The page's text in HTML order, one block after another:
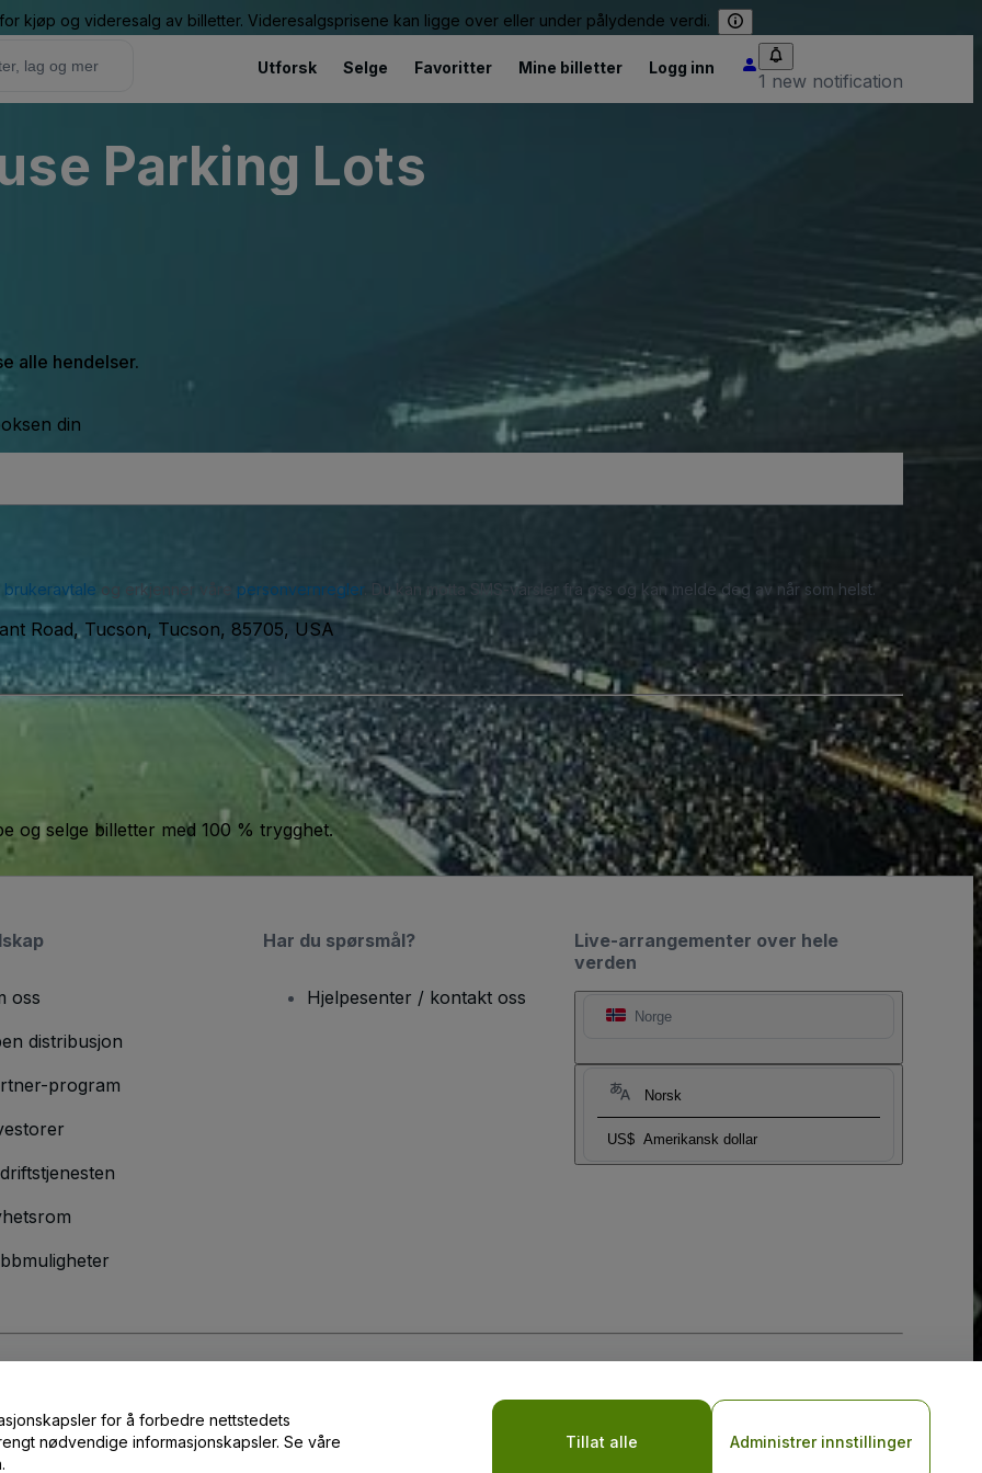
kjøp og videresalg av billetter. Videresalgsprisene kan ligge over eller under pålydende verdi.
Utforsk Selge Favoritter Mine billetter Logg inn
1 new notification
Parking Lots
alle hendelser.
din
brukeravtale og erkjenner våre personvernregler. Du kan motta SMS-varsler fra oss og kan melde deg av når som helst.
Road, Tucson, Tucson, 85705, USA
og selge billetter med 100 % trygghet.
Live-arrangementer over hele
verden
Norge
Norsk
US$ Amerikansk dollar
oss
distribusjon
program
Har du spørsmål?
Hjelpesenter / kontakt oss
Retningslinjer for informasjonskapslerogRetningslinjer for personvern for mobil
for å forbedre nettstedets
nødvendige informasjonskapsler. Se våre
Tillat alle Administrer innstillinger